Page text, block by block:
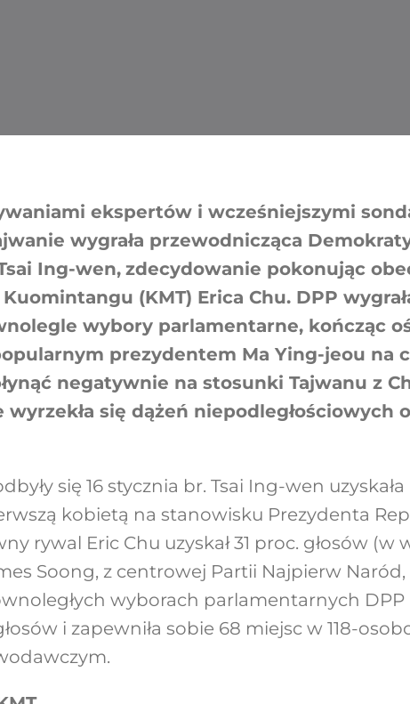
ekspertów i wcześniejszymi
wygrała przewodnicząca
Ing-wen, zdecydowanie pokonując
(KMT) Erica Chu. DPP
wybory parlamentarne, kończąc
prezydentem Ma Ying-jeou na
negatywnie na stosunki Tajwanu z
się dążeń niepodległościowych
się 16 stycznia br. Tsai Ing-wen
kobietą na stanowisku Prezydenta
rywal Eric Chu uzyskał 31 proc. głosów (w
Soong, z centrowej Partii Najpierw Naród,
wyborach parlamentarnych DPP
i zapewniła sobie 68 miejsc w 118-